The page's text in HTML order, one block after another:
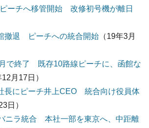
ーチへ移管開始 改修初号機が離日
撤退 ピーチへの統合開始 （19年3月
で終了 既存10路線ピーチに、函館な
12月17日）
長にピーチ井上CEO 統合向け役員体
日）
ニラ統合 本社一部を東京へ、中距離